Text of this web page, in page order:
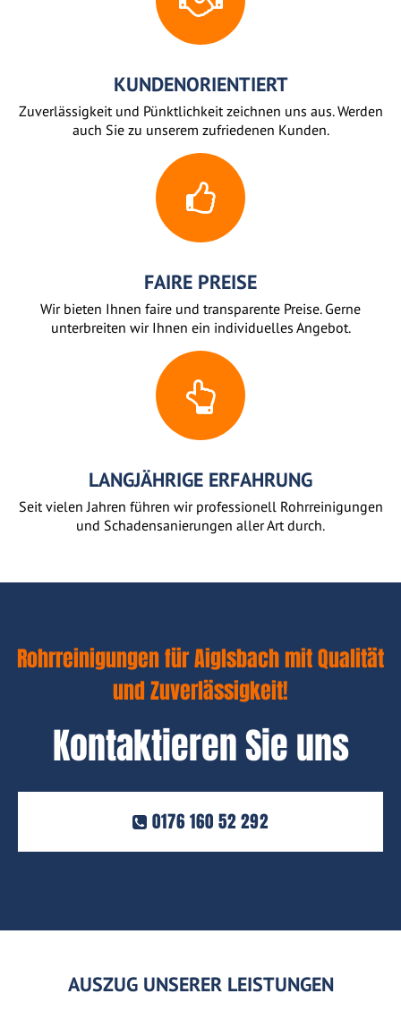
KUNDENORIENTIERT
Zuverlässigkeit und Pünktlichkeit zeichnen uns aus. Werden
auch Sie zu unserem zufriedenen Kunden.
FAIRE PREISE
Wir bieten Ihnen faire und transparente Preise. Gerne
unterbreiten wir Ihnen ein individuelles Angebot.
LANGJÄHRIGE ERFAHRUNG
Seit vielen Jahren führen wir professionell Rohrreinigungen
und Schadensanierungen aller Art durch.
Rohrreinigungen für Aiglsbach mit Qualität
und Zuverlässigkeit!
Kontaktieren Sie uns
0176 160 52 292
AUSZUG UNSERER LEISTUNGEN